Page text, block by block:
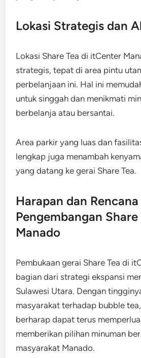
Lokasi Strategis dan
Lokasi Share Tea di itCenter
strategis, tepat di area pintu
perbelanjaan ini. Hal ini
untuk singgah dan menikmati
berbelanja atau bersantai.
Area parkir yang luas dan
lengkap juga menambah
yang datang ke gerai Share Tea.
Harapan dan Rencana
Pengembangan Share
Manado
Pembukaan gerai Share Tea di
bagian dari strategi ekspansi
Sulawesi Utara. Dengan
masyarakat terhadap bubble tea,
berharap dapat terus
memberikan pilihan minuman
masyarakat Manado.